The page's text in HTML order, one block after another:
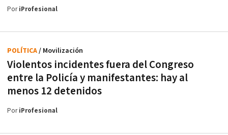
PoriProfesional
Violentos incidentes fuera del Congreso
entre la Policía y manifestantes: hay al
menos 12 detenidos
POLÍTICA/ Movilización
PoriProfesional